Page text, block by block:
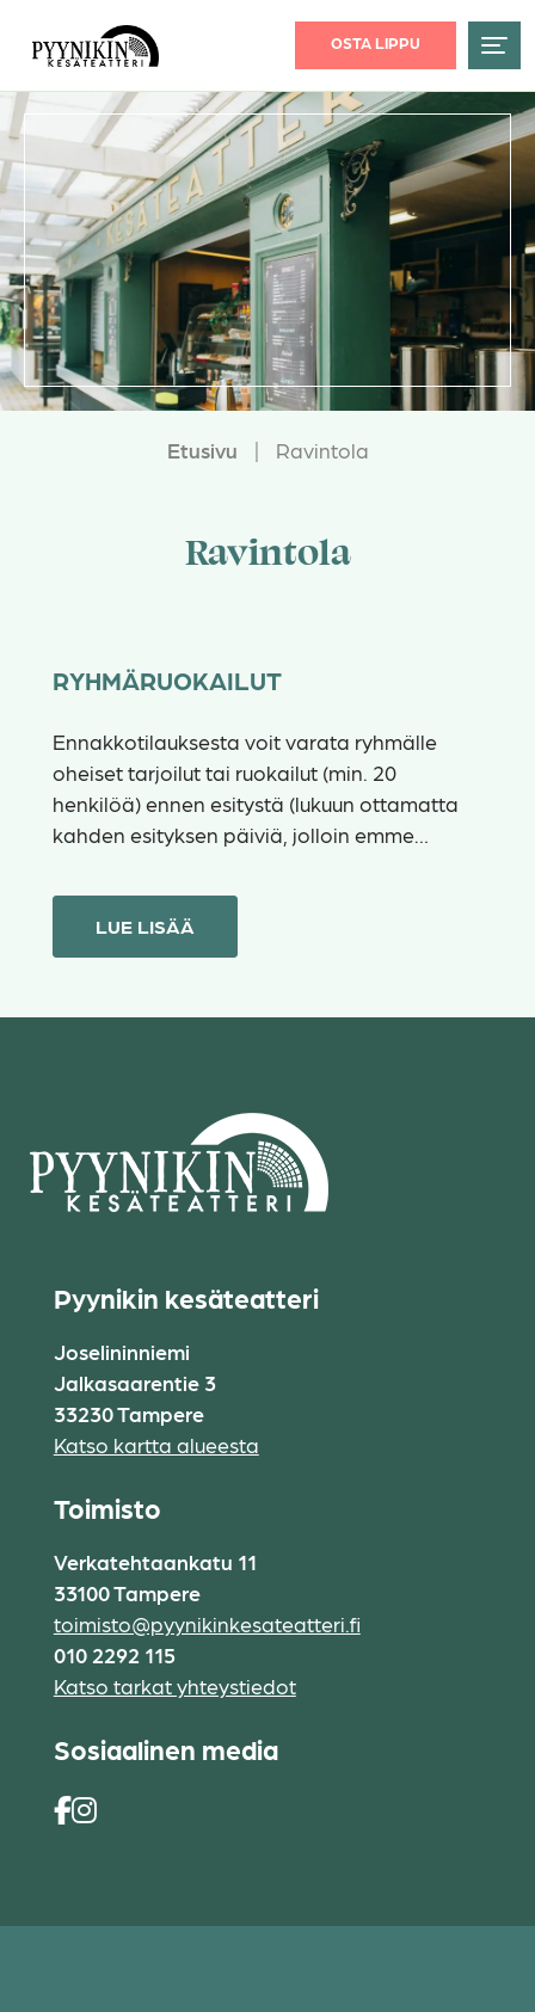
OSTA LIPPU
Etusivu | Ravintola
Ravintola
RYHMÄRUOKAILUT
Ennakkotilauksesta voit varata ryhmälle
oheiset tarjoilut tai ruokailut (min. 20
henkilöä) ennen esitystä (lukuun ottamatta
kahden esityksen päiviä, jolloin emme…
LUE LISÄÄ
Pyynikin kesäteatteri
Joselininniemi
Jalkasaarentie 3
33230 Tampere
Katso kartta alueesta
Toimisto
Verkatehtaankatu 11
33100 Tampere
toimisto@pyynikinkesateatteri.fi
010 2292 115
Katso tarkat yhteystiedot
Sosiaalinen media